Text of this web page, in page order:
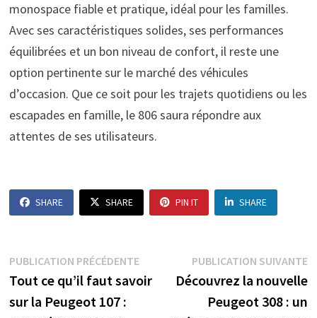
monospace fiable et pratique, idéal pour les familles.
Avec ses caractéristiques solides, ses performances
équilibrées et un bon niveau de confort, il reste une
option pertinente sur le marché des véhicules
d’occasion. Que ce soit pour les trajets quotidiens ou les
escapades en famille, le 806 saura répondre aux
attentes de ses utilisateurs.
SHARE SHARE PIN IT SHARE
Navigation
de
PUBLICATION PRÉCÉDENTEPublication
précédente :
Tout ce qu’il faut savoir
sur la Peugeot 107 :
PUBLICATION SUIVANTE
Découvrez la nouvelle
Peugeot 308 : un